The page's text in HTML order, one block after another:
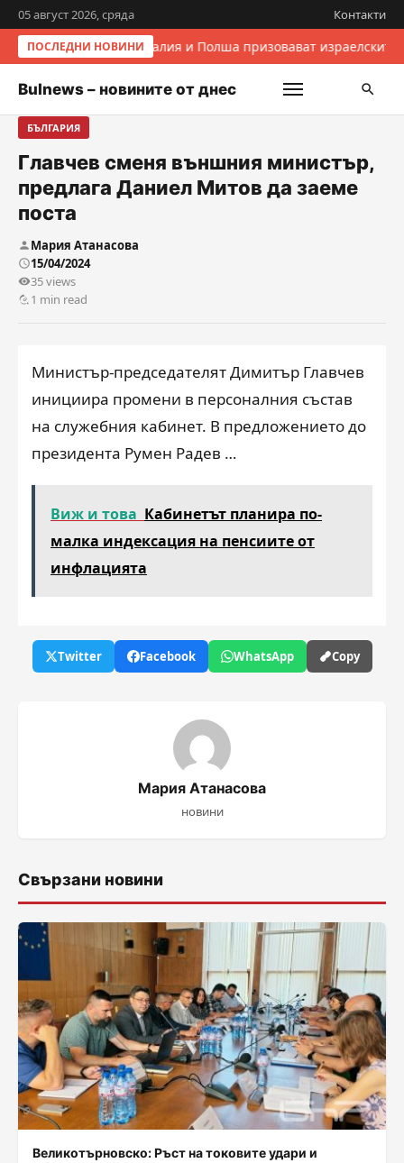
05 август 2026, сряда Контакти
ПОСЛЕДНИ НОВИНИИталия и Полша призовават
Bulnews – новините от днес
БЪЛГАРИЯ
Главчев сменя външния министър,
предлага Даниел Митов да заеме
поста
Мария Атанасова
15/04/2024
35 views
1 min read
Министър-председателят Димитър Главчев
инициира промени в персоналния състав
на служебния кабинет. В предложението до
президента Румен Радев …
Виж и това Кабинетът планира по-
малка индексация на пенсиите от
инфлацията
Twitter Facebook WhatsApp Copy
Мария Атанасова
новини
Свързани новини
Великотърновско: Ръст на токовите удари и